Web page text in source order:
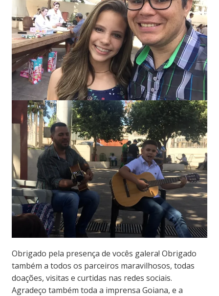
Obrigado pela presença de vocês galera! Obrigado
também a todos os parceiros maravilhosos, todas
doações, visitas e curtidas nas redes sociais.
Agradeço também toda a imprensa Goiana, e a